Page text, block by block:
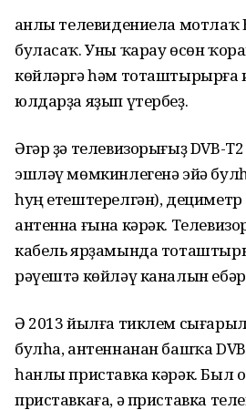
Һанлы телевидениела
буласаҡ. Уны ҡарау өсөн
көйләргә һәм тоташтырырға
юлдарҙа яҙып үтербеҙ.
Әгәр ҙә телевизорығыҙ DVB-
эшләү мөмкинлегенә эйә
һуң етештерелгән),
антенна ғына кәрәк.
кабель ярҙамында
рәүештә көйләү каналын
Ә 2013 йылға тиклем
булһа, антеннанан башҡа
һанлы приставка кәрәк. Был
приставкаға, ә приставка